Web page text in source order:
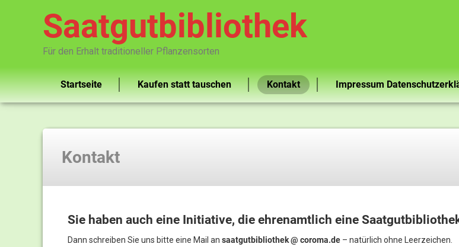
Saatgutbibliothek
Für den Erhalt traditioneller Pflanzensorten
Startseite Kaufen statt tauschen Kontakt Impressum
Kontakt
Sie haben auch eine Initiative, die ehrenamtlich eine
Dann schreiben Sie uns bitte eine Mail an saatgutbibliothek @ coroma.de – natürlich ohne Leerzeichen.